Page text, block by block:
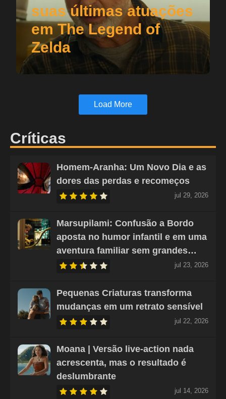
suas últimas atuações
em The Legend of
Zelda
Load More
Críticas
Homem-Aranha: Um Novo Dia e as
dores das perdas e recomeços
jul 29, 2026
Marsupilami: Confusão a Bordo
aposta no humor infantil e em uma
aventura familiar sem grandes…
jul 23, 2026
Pequenas Criaturas transforma
mudanças em um retrato sensível
jul 22, 2026
Moana | Versão live-action nada
acrescenta, mas o resultado é
deslumbrante
jul 14, 2026